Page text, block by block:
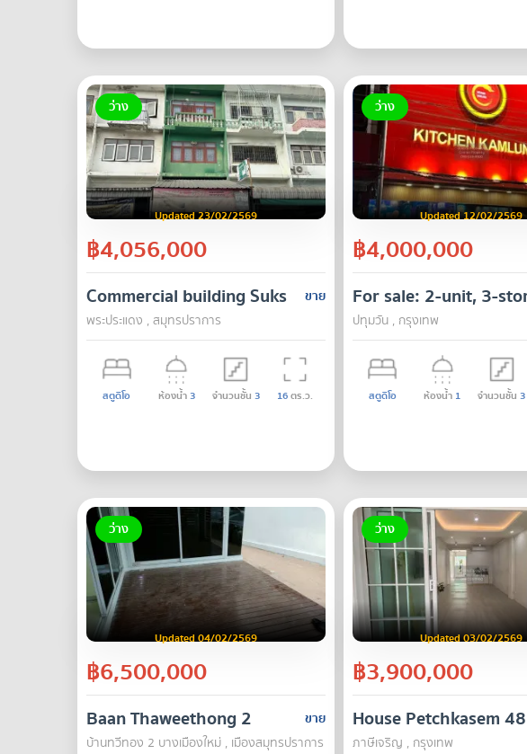
ว่าง
Updated 23/02/2569
฿4,056,000
ขาย
Commercial building Suksawa 64
พระประแดง , สมุทรปราการ
สตูดิโอ ห้องน้ำ3 จำนวนชั้น 3 16ตร.ว.
ว่าง
Updated 12/02/2569
฿4,000,000
For sale: 2-unit, 3-
ปทุมวัน , กรุงเทพ
สตูดิโอ ห้องน้ำ 1 จำนวนชั้น 3
ว่าง
Updated 04/02/2569
฿6,500,000
ขาย
Baan Thaweethong 2
บ้านทวีทอง 2 บางเมืองใหม่ , เมืองสมุทรปราการ , สมุทรปราการ
ว่าง
Updated 03/02/2569
฿3,900,000
House Petchkasem 48
ภาษีเจริญ , กรุงเทพ